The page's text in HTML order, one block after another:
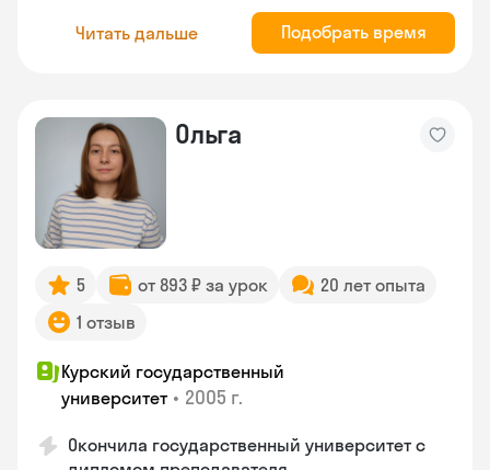
Читать дальше Подобрать время
Ольга
5 от 893 ₽ за урок
20 лет опыта
1 отзыв
Курский государственный
университет • 2005 г.
Окончила государственный университет с